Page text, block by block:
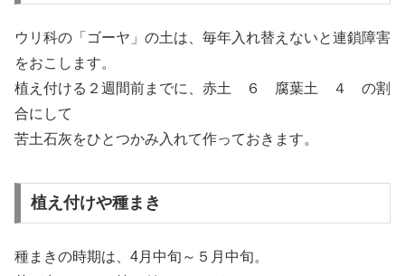
ウリ科の「ゴーヤ」の土は、毎年入れ替えないと連鎖障害
をおこします。
植え付ける２週間前までに、赤土 ６ 腐葉土 ４ の割
合にして
苦土石灰をひとつかみ入れて作っておきます。
植え付けや種まき
種まきの時期は、4月中旬～５月中旬。